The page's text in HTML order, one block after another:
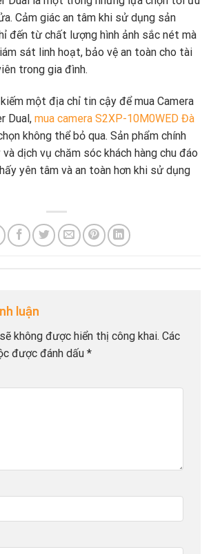
Cảm giác an tâm khi sử dụng sản
đến từ chất lượng hình ảnh sắc nét mà
sát linh hoạt, bảo vệ an toàn cho tài
trong gia đình.
một địa chỉ tin cậy để mua Camera
Dual, mua camera S2XP-10M0WED Đà
không thể bỏ qua. Sản phẩm chính
và dịch vụ chăm sóc khách hàng chu đáo
yên tâm và an toàn hơn khi sử dụng
luận
không được hiển thị công khai. Các
được đánh dấu *